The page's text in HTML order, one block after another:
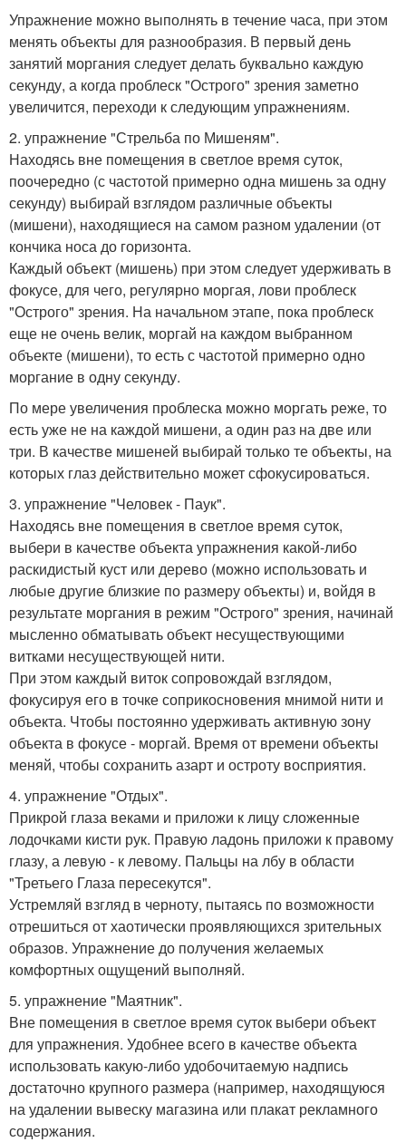
Упражнение можно выполнять в течение часа, при этом
менять объекты для разнообразия. В первый день
занятий моргания следует делать буквально каждую
секунду, а когда проблеск "Острого" зрения заметно
увеличится, переходи к следующим упражнениям.
2. упражнение "Стрельба по Мишеням".
Находясь вне помещения в светлое время суток,
поочередно (с частотой примерно одна мишень за одну
секунду) выбирай взглядом различные объекты
(мишени), находящиеся на самом разном удалении (от
кончика носа до горизонта.
Каждый объект (мишень) при этом следует удерживать в
фокусе, для чего, регулярно моргая, лови проблеск
"Острого" зрения. На начальном этапе, пока проблеск
еще не очень велик, моргай на каждом выбранном
объекте (мишени), то есть с частотой примерно одно
моргание в одну секунду.
По мере увеличения проблеска можно моргать реже, то
есть уже не на каждой мишени, а один раз на две или
три. В качестве мишеней выбирай только те объекты, на
которых глаз действительно может сфокусироваться.
3. упражнение "Человек - Паук".
Находясь вне помещения в светлое время суток,
выбери в качестве объекта упражнения какой-либо
раскидистый куст или дерево (можно использовать и
любые другие близкие по размеру объекты) и, войдя в
результате моргания в режим "Острого" зрения, начинай
мысленно обматывать объект несуществующими
витками несуществующей нити.
При этом каждый виток сопровождай взглядом,
фокусируя его в точке соприкосновения мнимой нити и
объекта. Чтобы постоянно удерживать активную зону
объекта в фокусе - моргай. Время от времени объекты
меняй, чтобы сохранить азарт и остроту восприятия.
4. упражнение "Отдых".
Прикрой глаза веками и приложи к лицу сложенные
лодочками кисти рук. Правую ладонь приложи к правому
глазу, а левую - к левому. Пальцы на лбу в области
"Третьего Глаза пересекутся".
Устремляй взгляд в черноту, пытаясь по возможности
отрешиться от хаотически проявляющихся зрительных
образов. Упражнение до получения желаемых
комфортных ощущений выполняй.
5. упражнение "Маятник".
Вне помещения в светлое время суток выбери объект
для упражнения. Удобнее всего в качестве объекта
использовать какую-либо удобочитаемую надпись
достаточно крупного размера (например, находящуюся
на удалении вывеску магазина или плакат рекламного
содержания.